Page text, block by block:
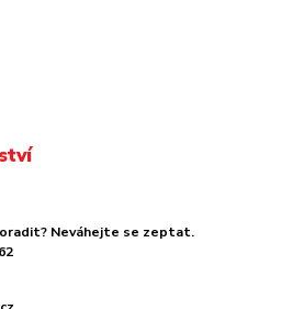
Neváhejte se zeptat.